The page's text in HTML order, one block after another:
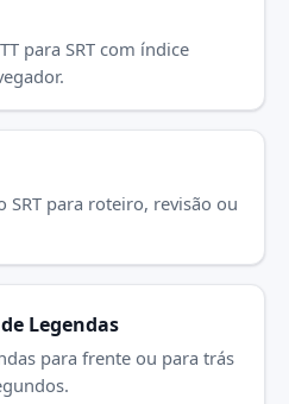
para SRT com índice
SRT para roteiro, revisão ou
Legendas
para frente ou para trás